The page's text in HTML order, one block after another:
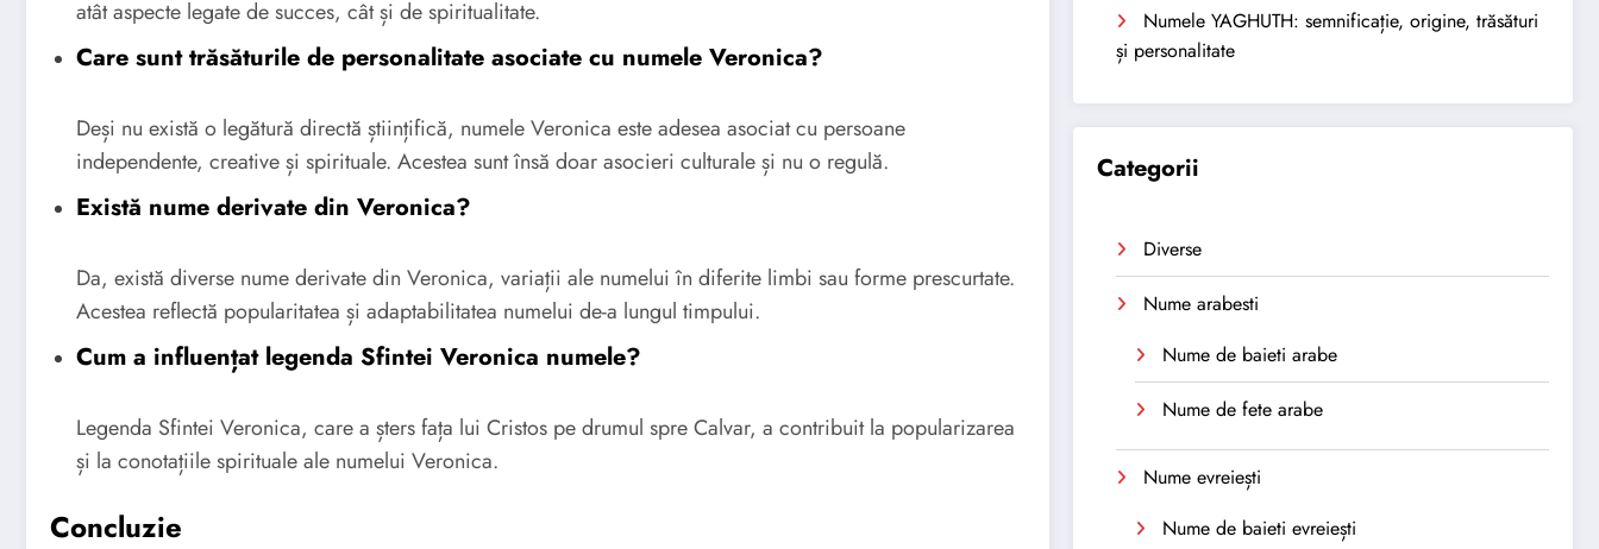
atât aspecte legate de succes, cât și de spiritualitate.
Care sunt trăsăturile de personalitate asociate cu numele Veronica?
Deși nu există o legătură directă științifică, numele Veronica este adesea asociat cu persoane
independente, creative și spirituale. Acestea sunt însă doar asocieri culturale și nu o regulă.
Există nume derivate din Veronica?
Da, există diverse nume derivate din Veronica, variații ale numelui în diferite limbi sau forme prescurtate.
Acestea reflectă popularitatea și adaptabilitatea numelui de-a lungul timpului.
Cum a influențat legenda Sfintei Veronica numele?
Legenda Sfintei Veronica, care a șters fața lui Cristos pe drumul spre Calvar, a contribuit la popularizarea
și la conotațiile spirituale ale numelui Veronica.
Concluzie
Numele YAGHUTH: semnificație, origine, trăsături
și personalitate
Categorii
Diverse
Nume arabesti
Nume de baieti arabe
Nume de fete arabe
Nume evreiești
Nume de baieti evreiești